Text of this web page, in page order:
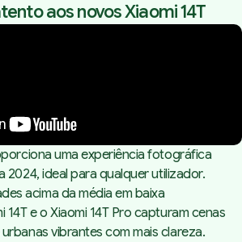
aos novos Xiaomi 14T
uma experiência fotográfica
ideal para qualquer utilizador.
acima da média em baixa
14T e o Xiaomi 14T Pro capturam cenas
vibrantes com mais clareza.